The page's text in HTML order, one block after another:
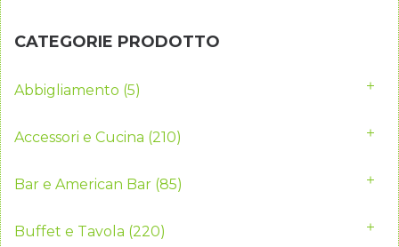
CATEGORIE PRODOTTO
Abbigliamento (5)
Accessori e Cucina (210)
Bar e American Bar (85)
Buffet e Tavola (220)